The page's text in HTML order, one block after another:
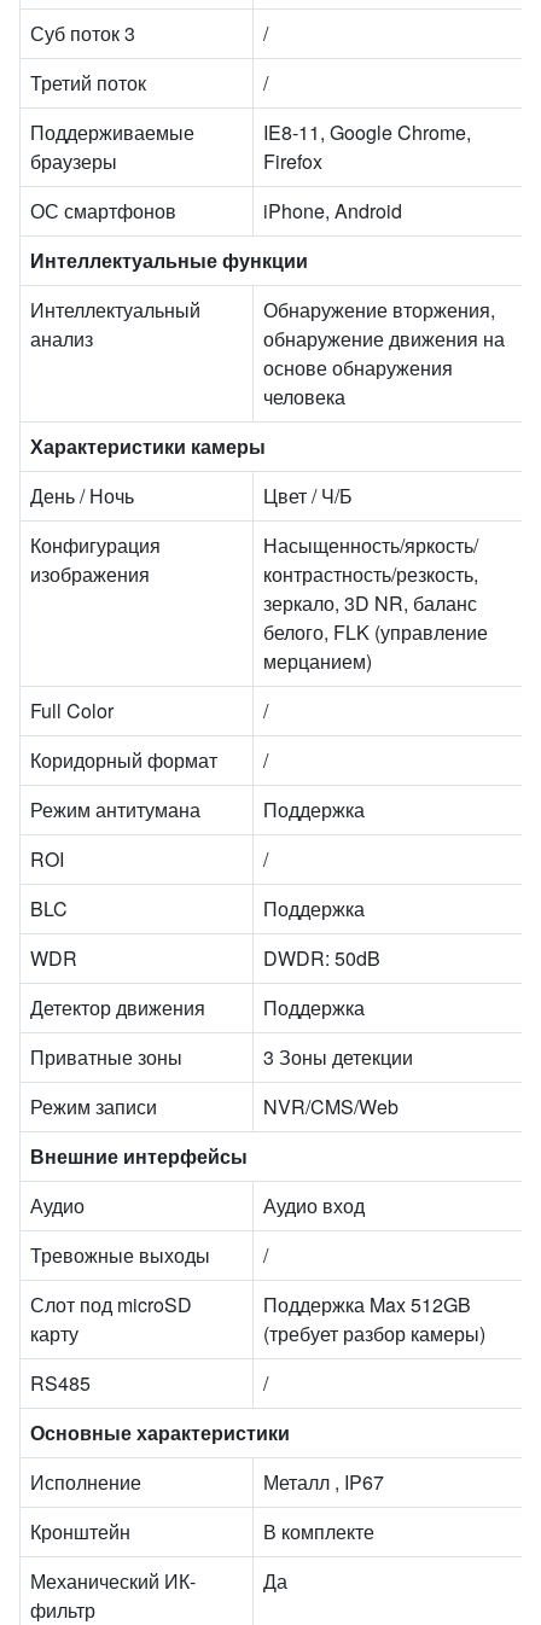
Суб поток 3
/
Третий поток
/
Поддерживаемые
браузеры
IE8-11, Google Chrome,
Firefox
ОС смартфонов
iPhone, Android
Интеллектуальные функции
Интеллектуальный
анализ
Обнаружение вторжения,
обнаружение движения на
основе обнаружения
человека
Характеристики камеры
День / Ночь
Цвет / Ч/Б
Конфигурация
изображения
Насыщенность/яркость/
контрастность/резкость,
зеркало, 3D NR, баланс
белого, FLK (управление
мерцанием)
Full Color
/
Коридорный формат
/
Режим антитумана
Поддержка
ROI
/
BLC
Поддержка
WDR
DWDR: 50dB
Детектор движения
Поддержка
Приватные зоны
3 Зоны детекции
Режим записи
NVR/CMS/Web
Внешние интерфейсы
Аудио
Аудио вход
Тревожные выходы
/
Слот под microSD
карту
Поддержка Max 512GB
(требует разбор камеры)
RS485
/
Основные характеристики
Исполнение
Металл , IP67
Кронштейн
В комплекте
Механический ИК-
фильтр
Да